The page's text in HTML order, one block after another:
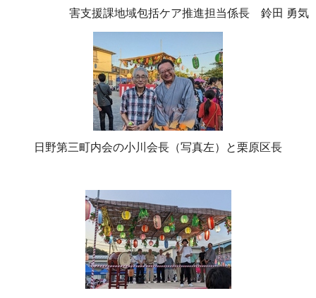
害支援課地域包括ケア推進担当係長 鈴田 勇気
日野第三町内会の小川会長（写真左）と栗原区長